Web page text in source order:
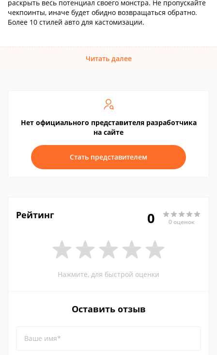
раскрыть весь потенциал своего монстра. Не пропускайте
чекпоинты, иначе будет обидно возвращаться обратно.
Более 10 стилей авто для кастомизации.
Читать далее
Нет официального представителя разработчика
на сайте
Стать представителем
Рейтинг 0 0 оценок
Нажмите, для быстрой оценки
Оставить отзыв
Ваше имя*